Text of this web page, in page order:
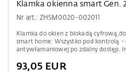
Klamka okienna smart Gen.
Nr art.: ZHSM0020-002011
Klamka do okien z blokadą
smart home: Wszystko pod kontrolą -
antywłamaniowej po zdalny dostęp. Informacje o
Apple Home, Amazon Alexa, Google
93,05 EUR